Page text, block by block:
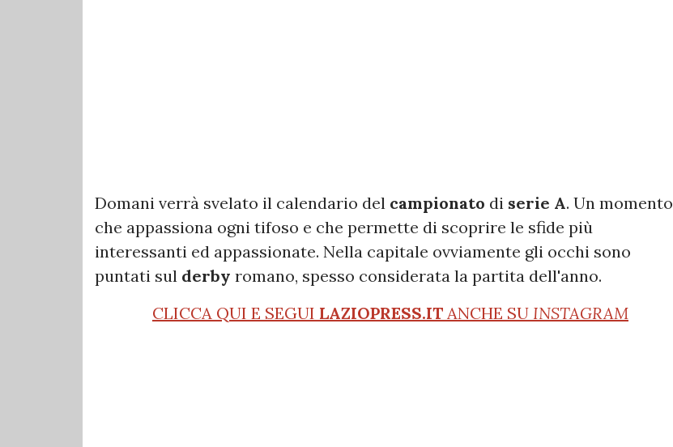
Domani verrà svelato il calendario del campionato di serie A. Un momento
che appassiona ogni tifoso e che permette di scoprire le sfide più
interessanti ed appassionate. Nella capitale ovviamente gli occhi sono
puntati sul derby romano, spesso considerata la partita dell'anno.
CLICCA QUI E SEGUI LAZIOPRESS.IT ANCHE SU INSTAGRAM